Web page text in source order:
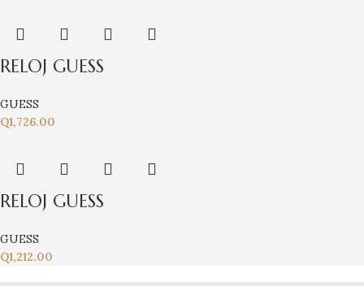
RELOJ GUESS
GUESS
Q1,726.00
RELOJ GUESS
GUESS
Q1,212.00